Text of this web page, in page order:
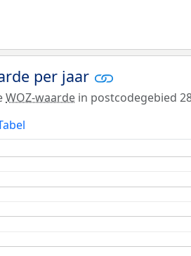
per jaar
WOZ-waarde in postcodegebied